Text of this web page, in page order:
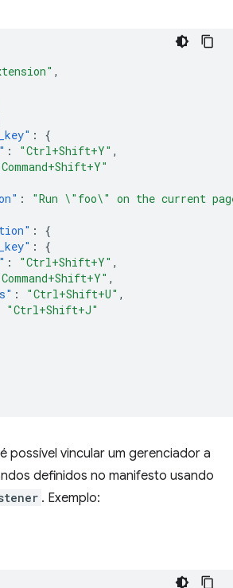
,
:
{
: "Ctrl+Shift+Y" ,
:
"Run \"foo\" on the current
:
{
:
{
: "Ctrl+Shift+Y" ,
,
: "Ctrl+Shift+U" ,
"Ctrl+Shift+J"
possível vincular um gerenciador a
definidos no manifesto usando
. Exemplo: